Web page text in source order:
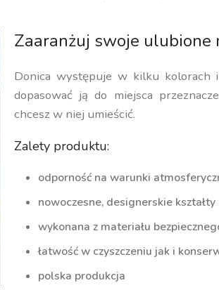
Zaaranżuj swoje ulubione
Donica występuje w kilku kolorach
dopasować ją do miejsca
chcesz w niej umieścić.
Zalety produktu:
odporność na warunki
nowoczesne, designerskie kształty
wykonana z materiału
łatwość w czyszczeniu jak i
polska produkcja